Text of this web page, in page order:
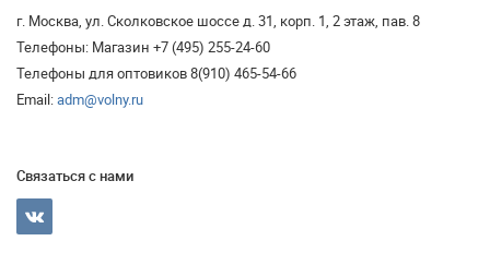
г. Москва, ул. Сколковское шоссе д. 31, корп. 1, 2 этаж, пав. 8
Телефоны: Магазин +7 (495) 255-24-60
Телефоны для оптовиков 8(910) 465-54-66
Email:adm@volny.ru
Связаться с нами